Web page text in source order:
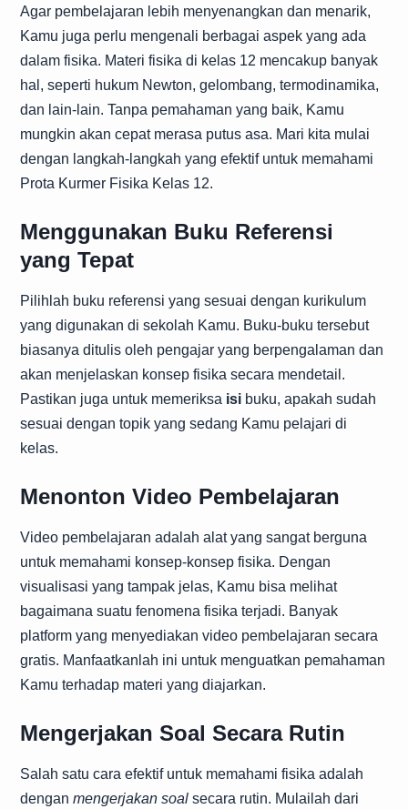
Agar pembelajaran lebih menyenangkan dan menarik,
Kamu juga perlu mengenali berbagai aspek yang ada
dalam fisika. Materi fisika di kelas 12 mencakup banyak
hal, seperti hukum Newton, gelombang, termodinamika,
dan lain-lain. Tanpa pemahaman yang baik, Kamu
mungkin akan cepat merasa putus asa. Mari kita mulai
dengan langkah-langkah yang efektif untuk memahami
Prota Kurmer Fisika Kelas 12.
Menggunakan Buku Referensi
yang Tepat
Pilihlah buku referensi yang sesuai dengan kurikulum
yang digunakan di sekolah Kamu. Buku-buku tersebut
biasanya ditulis oleh pengajar yang berpengalaman dan
akan menjelaskan konsep fisika secara mendetail.
Pastikan juga untuk memeriksa isi buku, apakah sudah
sesuai dengan topik yang sedang Kamu pelajari di
kelas.
Menonton Video Pembelajaran
Video pembelajaran adalah alat yang sangat berguna
untuk memahami konsep-konsep fisika. Dengan
visualisasi yang tampak jelas, Kamu bisa melihat
bagaimana suatu fenomena fisika terjadi. Banyak
platform yang menyediakan video pembelajaran secara
gratis. Manfaatkanlah ini untuk menguatkan pemahaman
Kamu terhadap materi yang diajarkan.
Mengerjakan Soal Secara Rutin
Salah satu cara efektif untuk memahami fisika adalah
dengan mengerjakan soal secara rutin. Mulailah dari